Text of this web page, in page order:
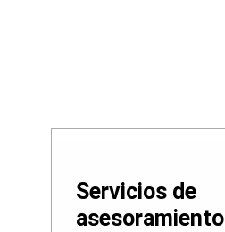
Servicios de
asesoramiento